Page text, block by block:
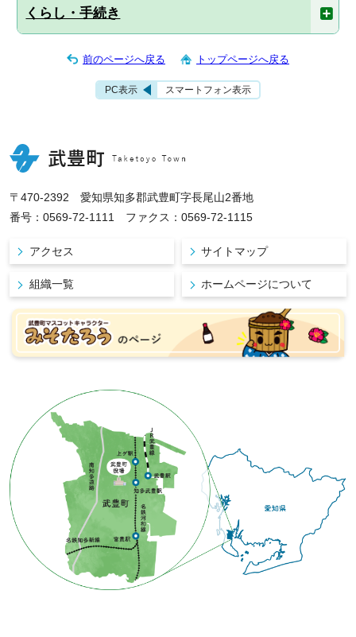
くらし・手続き
前のページへ戻る トップページへ戻る
PC表示 スマートフォン表示
〒470-2392 愛知県知多郡武豊町字長尾山2番地
番号：0569-72-1111 ファクス：0569-72-1115
アクセス サイトマップ
組織一覧 ホームページについて